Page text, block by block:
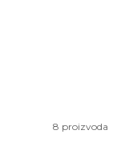
8 proizvoda